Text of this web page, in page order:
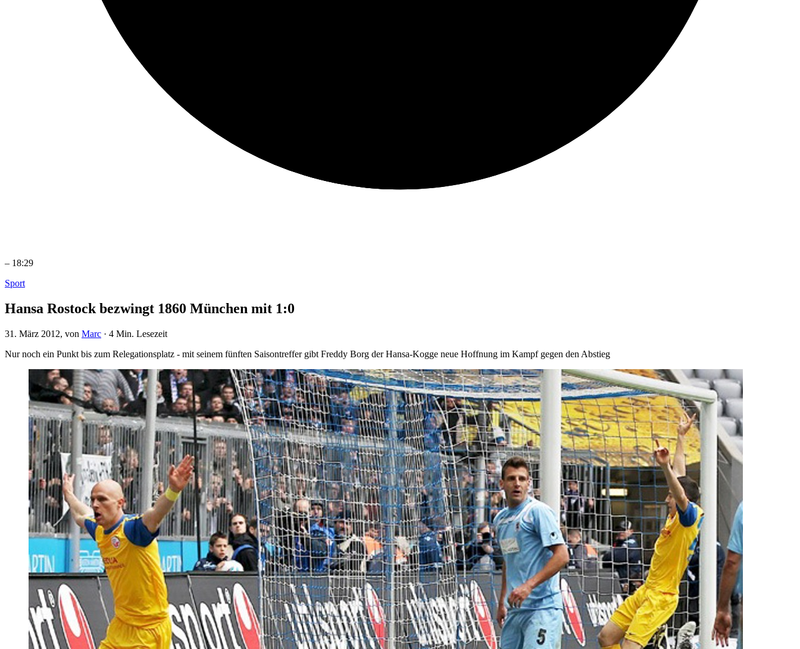
– 18:29
Sport
Hansa Rostock bezwingt 1860 München mit 1:0
31. März 2012, von Marc · 4 Min. Lesezeit
Nur noch ein Punkt bis zum Relegationsplatz - mit seinem fünften Saisontreffer gibt Freddy Borg der Hansa-Kogge neue Hoffnung im Kampf gegen den Abstieg